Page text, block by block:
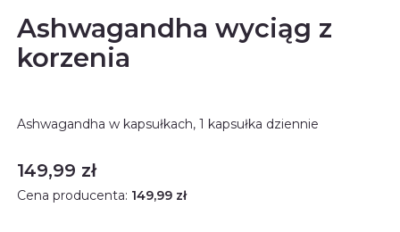
Ashwagandha wyciąg z
korzenia
Ashwagandha w kapsułkach, 1 kapsułka dziennie
Cena
149,99 zł
Cena producenta: 149,99 zł